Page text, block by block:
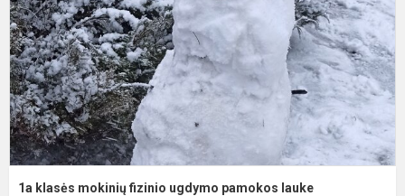
1a klasės mokinių fizinio ugdymo pamokos lauke